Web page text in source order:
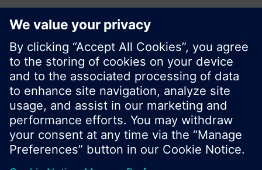
© Siemens Switzerland Ltd. Building Technologies
Division - 2016